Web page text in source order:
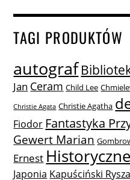
TAGI PRODUKTÓW
autograf
Jan Ceram Child Lee
Christie Agata Christie Agatha
Fiodor Fantastyka
Gewert Marian
Ernest
Japonia Kapuściński